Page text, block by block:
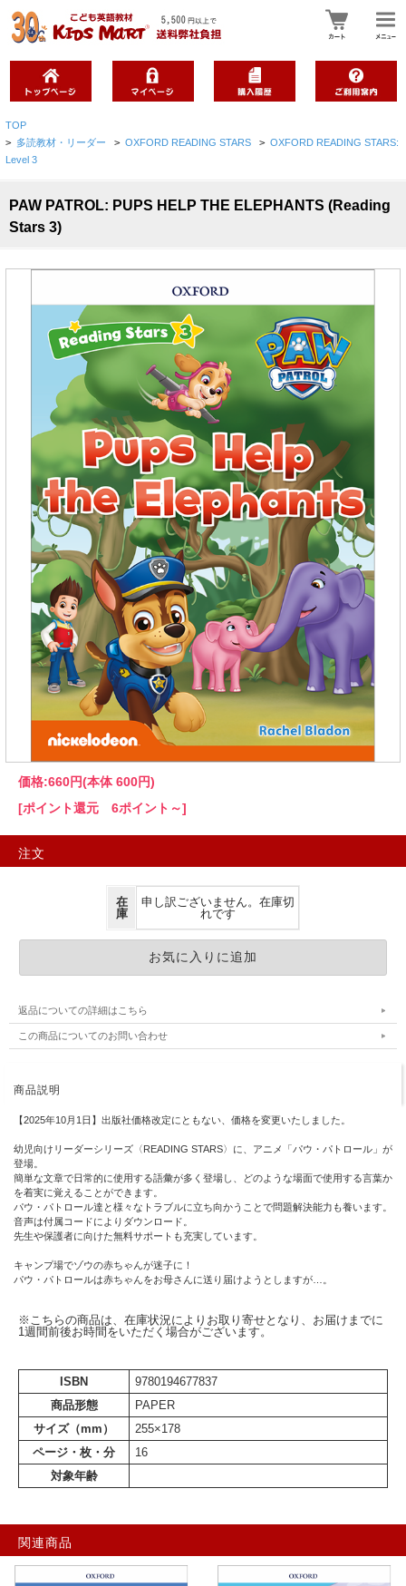
TOP
> 多読教材・リーダー > OXFORD READING STARS > OXFORD READING STARS:
Level 3
PAW PATROL: PUPS HELP THE ELEPHANTS (Reading
Stars 3)
価格:660円(本体 600円)
[ポイント還元 6ポイント～]
注文
在
庫
申し訳ございません。在庫切
れです
返品についての詳細はこちら
この商品についてのお問い合わせ
商品説明
【2025年10月1日】出版社価格改定にともない、価格を変更いたしました。
幼児向けリーダーシリーズ〈READING STARS〉に、アニメ「パウ・パトロール」が
登場。
簡単な文章で日常的に使用する語彙が多く登場し、どのような場面で使用する言葉か
を着実に覚えることができます。
パウ・パトロール達と様々なトラブルに立ち向かうことで問題解決能力も養います。
音声は付属コードによりダウンロード。
先生や保護者に向けた無料サポートも充実しています。
キャンプ場でゾウの赤ちゃんが迷子に！
パウ・パトロールは赤ちゃんをお母さんに送り届けようとしますが…。
※こちらの商品は、在庫状況によりお取り寄せとなり、お届けまでに
1週間前後お時間をいただく場合がございます。
ISBN
9780194677837
商品形態
PAPER
サイズ（mm）
255×178
ページ・枚・分
16
対象年齢
関連商品